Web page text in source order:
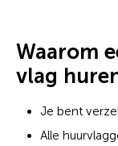
Waarom
vlag
Je bent
Alle